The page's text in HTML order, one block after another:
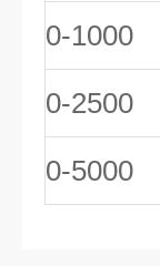
0-1000
0-2500
0-5000